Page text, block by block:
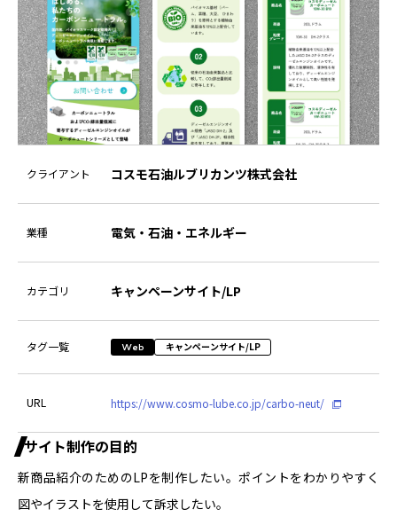
クライアント コスモ石油ルブリカンツ株式会社
業種 電気・石油・エネルギー
カテゴリ キャンペーンサイト/LP
タグ一覧 Web キャンペーンサイト/LP
URL https://www.cosmo-lube.co.jp/carbo-neut/
サイト制作の目的
新商品紹介のためのLPを制作したい。ポイントをわかりやすく
図やイラストを使用して訴求したい。